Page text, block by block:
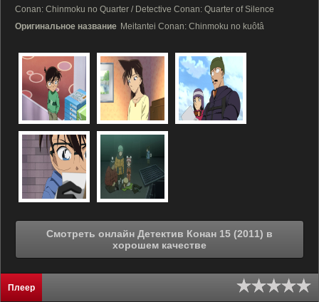
Conan: Chinmoku no Quarter / Detective Conan: Quarter of Silence
Оригинальное название Meitantei Conan: Chinmoku no kuôtâ
Смотреть онлайн Детектив Конан 15 (2011) в
хорошем качестве
Плеер